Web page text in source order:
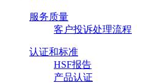
服务质量
客户投诉处理流程
认证和标准
HSF报告
产品认证